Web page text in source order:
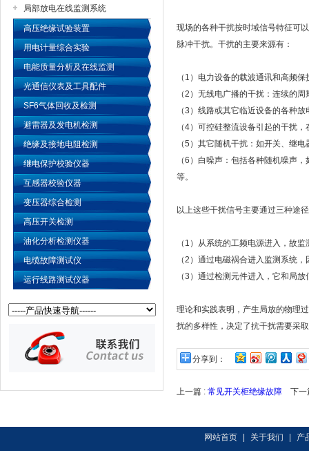
局部放电在线监测系统
高压绝缘试验装置
用电计量综合实验
电能质量分析及在线监测
光通信仪表及工具配件
SF6气体回收及检测
避雷器及发电机检测
绝缘及接地电阻检测
继电保护校验仪器
互感器校验仪器
变压器综合检测
高压开关检测
油化分析检测仪器
电缆故障测试仪
运行线路测试仪器
现场的各种干扰按时域信号特征可
脉冲干扰。干扰的主要来源有：
（1）电力设备的载波通讯和高频
（2）无线电广播的干扰：连续的
（3）线路或其它临近设备的各种
（4）可控硅整流设备引起的干扰
（5）其它随机干扰：如开关、继
（6）白噪声：包括各种随机噪声
等。
以上这些干扰信号主要通过三种途
（1）从系统的工频电源进入，故
（2）通过电磁祸合进入监测系统
（3）通过检测元件进入，它和局
理论和实践表明，产生局放的物理
扰的多样性，决定了抗干扰需要采
分享到：
上一篇 : 常见开关柜绝缘故障 下
网站首页 关于我们 产